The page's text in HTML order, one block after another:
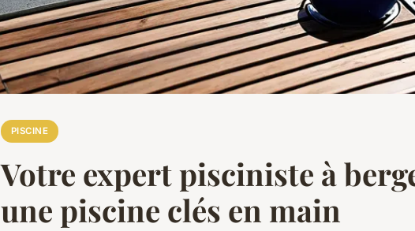
PISCINE
Votre expert pisciniste à
une piscine clés en main